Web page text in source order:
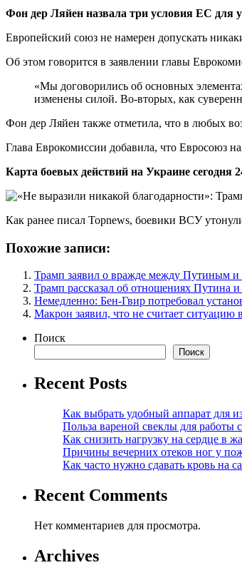
Фон дер Ляйен назвала три условия ЕС для
Европейский союз не намерен допускать
Об этом говорится в заявлении главы
«Мы договорились об основных
изменены силой. Во-вторых, как
Фон дер Ляйен также отметила, что в любых
Глава Еврокомиссии добавила, что Евросоюз
Карта боевых действий на Украине сегодня
Как ранее писал Topnews, боевики ВСУ
Похожие записи:
Трамп заявил о вражде между Путиным и
Трамп рассказал об отношениях Путина
Немедленно: Бен-Гвир потребовал
Макрон заявил, что не считает ситуацию
Поиск
Поиск
Recent Posts
Как выбрать удобный аппарат для
Польза вареной свеклы для работы
Как снизить нагрузку на сердце в
Причины вечерних отеков ног у
Как часто нужно сдавать кровь на
Recent Comments
Нет комментариев для просмотра.
Archives